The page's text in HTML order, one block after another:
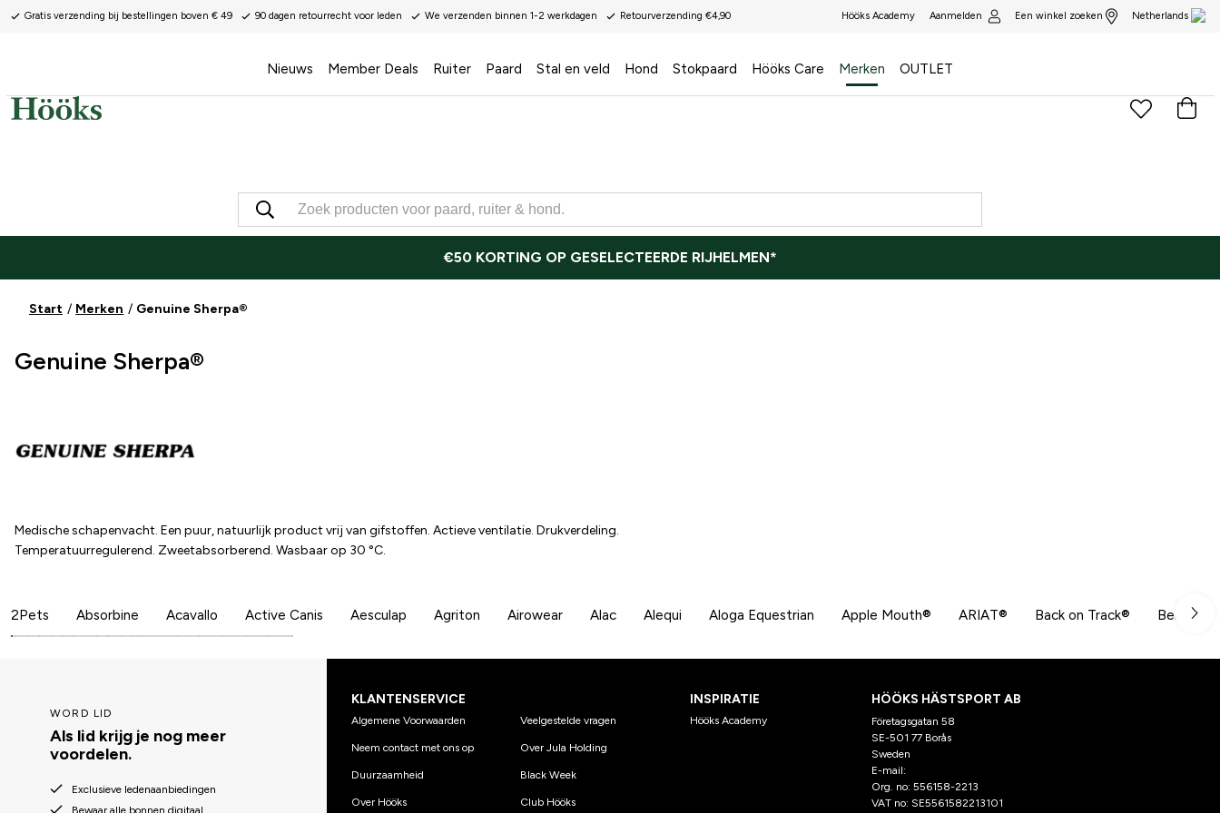
Gratis verzending bij bestellingen boven € 49 90 dagen retourrecht voor leden We verzenden binnen 1-2 werkdagen Retourverzending €4,90 Hööks Academy Aanmelden Een winkel zoeken Netherlands
Nieuws Member Deals Ruiter Paard Stal en veld Hond Stokpaard Hööks Care Merken OUTLET
€50 KORTING OP GESELECTEERDE RIJHELMEN*
Start Merken Genuine Sherpa®
Genuine Sherpa®
Medische schapenvacht. Een puur, natuurlijk product vrij van gifstoffen. Actieve ventilatie. Drukverdeling.
Temperatuurregulerend. Zweetabsorberend. Wasbaar op 30 °C.
2Pets Absorbine Acavallo Active Canis Aesculap Agriton Airowear Alac Alequi Aloga Equestrian Apple Mouth® ARIAT® Back on Track® Beris
WORD LID
Als lid krijg je nog meer
voordelen.
Exclusieve ledenaanbiedingen
Bewaar alle bonnen digitaal
KLANTENSERVICE
Algemene Voorwaarden
Neem contact met ons op
Duurzaamheid
Over Hööks
Veelgestelde vragen
Over Jula Holding
Black Week
Club Hööks
INSPIRATIE
Hööks Academy
HÖÖKS HÄSTSPORT AB
Företagsgatan 58
SE-501 77 Borås
Sweden
E-mail:
Org. no: 556158-2213
VAT no: SE5561582213101